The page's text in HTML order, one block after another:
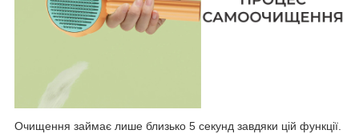
Очищення займає лише близько 5 секунд завдяки цій функції.